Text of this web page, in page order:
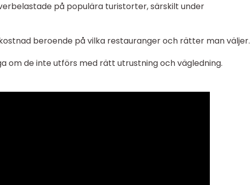
på populära turistorter, särskilt under
beroende på vilka restauranger och rätter man väljer.
om de inte utförs med rätt utrustning och vägledning.